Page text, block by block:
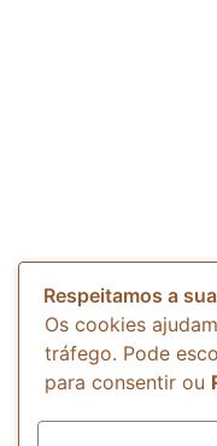
Respeitamos a
Os cookies
tráfego. Pode
para consentir ou